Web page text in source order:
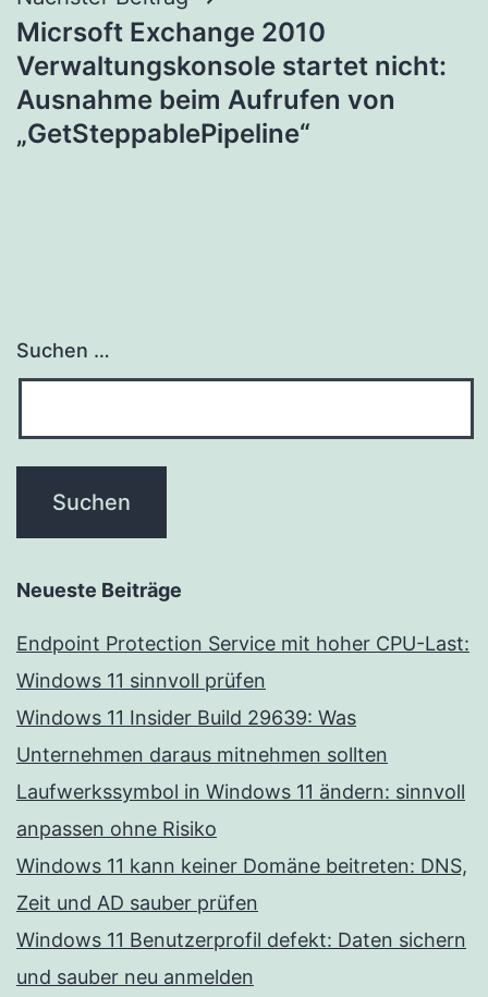
Micrsoft Exchange 2010
Verwaltungskonsole startet nicht:
Ausnahme beim Aufrufen von
„GetSteppablePipeline“
Suchen …
Neueste Beiträge
Endpoint Protection Service mit hoher CPU-Last:
Windows 11 sinnvoll prüfen
Windows 11 Insider Build 29639: Was
Unternehmen daraus mitnehmen sollten
Laufwerkssymbol in Windows 11 ändern: sinnvoll
anpassen ohne Risiko
Windows 11 kann keiner Domäne beitreten: DNS,
Zeit und AD sauber prüfen
Windows 11 Benutzerprofil defekt: Daten sichern
und sauber neu anmelden